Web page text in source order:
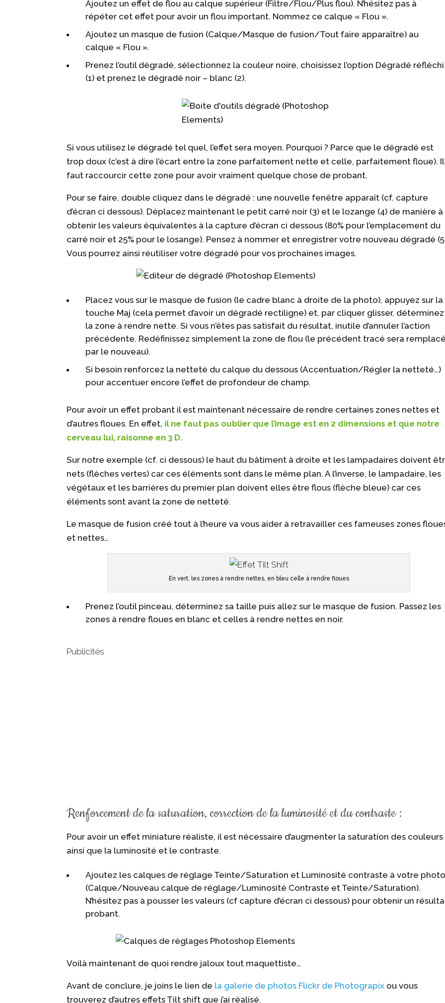
Ajoutez un effet de flou au calque supérieur (Filtre/Flou/Plus flou). N’hésitez pas à
répéter cet effet pour avoir un flou important. Nommez ce calque « Flou ».
Ajoutez un masque de fusion (Calque/Masque de fusion/Tout faire apparaître) au
calque « Flou ».
Prenez l’outil dégradé, sélectionnez la couleur noire, choisissez l’option Dégradé réfléchi
(1) et prenez le dégradé noir – blanc (2).
Si vous utilisez le dégradé tel quel, l’effet sera moyen. Pourquoi ? Parce que le dégradé est
trop doux (c’est à dire l’écart entre la zone parfaitement nette et celle, parfaitement floue). Il
faut raccourcir cette zone pour avoir vraiment quelque chose de probant.
Pour se faire, double cliquez dans le dégradé : une nouvelle fenêtre apparaît (cf. capture
d’écran ci dessous). Déplacez maintenant le petit carré noir (3) et le lozange (4) de manière à
obtenir les valeurs équivalentes à la capture d’écran ci dessous (80% pour l’emplacement du
carré noir et 25% pour le losange). Pensez à nommer et enregistrer votre nouveau dégradé
Vous pourrez ainsi réutiliser votre dégradé pour vos prochaines images.
Placez vous sur le masque de fusion (le cadre blanc à droite de la photo), appuyez sur la
touche Maj (cela permet d’avoir un dégradé rectiligne) et, par cliquer glisser, déterminez
la zone à rendre nette. Si vous n’êtes pas satisfait du résultat, inutile d’annuler l’action
précédente. Redéfinissez simplement la zone de flou (le précédent tracé sera
par le nouveau).
Si besoin renforcez la netteté du calque du dessous (Accentuation/Régler la netteté…)
pour accentuer encore l’effet de profondeur de champ.
Pour avoir un effet probant il est maintenant nécessaire de rendre certaines zones nettes et
d’autres floues. En effet, il ne faut pas oublier que l’image est en 2 dimensions et que notre
cerveau lui, raisonne en 3 D.
Sur notre exemple (cf. ci dessous) le haut du bâtiment à droite et les lampadaires doivent
nets (flèches vertes) car ces éléments sont dans le même plan. A l’inverse, le lampadaire, les
végétaux et les barrières du premier plan doivent elles être flous (flèche bleue) car ces
éléments sont avant la zone de netteté.
Le masque de fusion créé tout à l’heure va vous aider à retravailler ces fameuses zones
et nettes…
En vert, les zones à rendre nettes, en bleu celle à rendre floues
Prenez l’outil pinceau, déterminez sa taille puis allez sur le masque de fusion. Passez les
zones à rendre floues en blanc et celles à rendre nettes en noir.
Publicités
Renforcement de la saturation, correction de la luminosité et du contraste :
Pour avoir un effet miniature réaliste, il est nécessaire d’augmenter la saturation des couleurs
ainsi que la luminosité et le contraste.
Ajoutez les calques de réglage Teinte/Saturation et Luminosité contraste à votre photo
(Calque/Nouveau calque de réglage/Luminosité Contraste et Teinte/Saturation).
N’hésitez pas à pousser les valeurs (cf capture d’écran ci dessous) pour obtenir un
probant.
Voilà maintenant de quoi rendre jaloux tout maquettiste…
Avant de conclure, je joins le lien de la galerie de photos Flickr de Photograpix ou vous
trouverez d’autres effets Tilt shift que j’ai réalisé.